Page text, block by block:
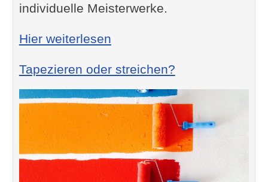
individuelle Meisterwerke.
Hier weiterlesen: Wischtechnik
Tapezieren oder streichen?